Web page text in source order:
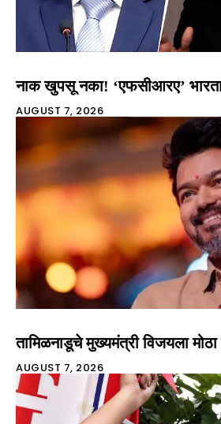
नाक खुपसू नका! ‘एफसीआरए’
AUGUST 7, 2026
तामिळनाडूचे मुख्यमंत्री विजयला मोठा
AUGUST 7, 2026